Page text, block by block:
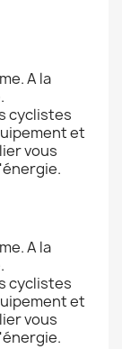
A la
cyclistes
et
vous
A la
cyclistes
et
vous